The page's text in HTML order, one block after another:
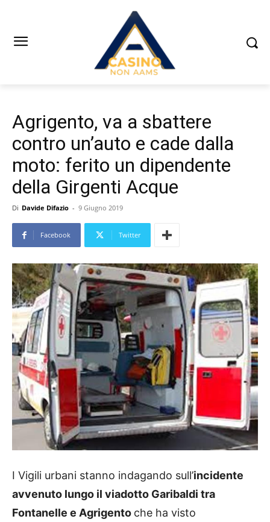
Agrigento, va a sbattere
contro un’auto e cade dalla
moto: ferito un dipendente
della Girgenti Acque
Di Davide Difazio - 9 Giugno 2019
Facebook Twitter
I Vigili urbani stanno indagando sull’incidente
avvenuto lungo il viadotto Garibaldi tra
Fontanelle e Agrigento che ha visto